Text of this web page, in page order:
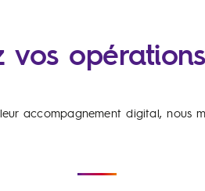
vos
accompagnement digital,